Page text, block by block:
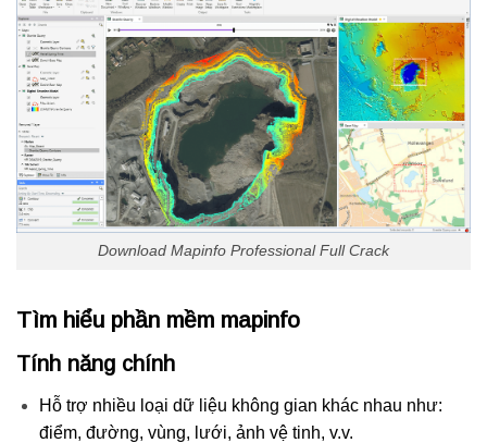
Download Mapinfo Professional Full Crack
Tìm hiểu phần mềm mapinfo
Tính năng chính
Hỗ trợ nhiều loại dữ liệu không gian khác nhau như:
điểm, đường, vùng, lưới, ảnh vệ tinh, v.v.